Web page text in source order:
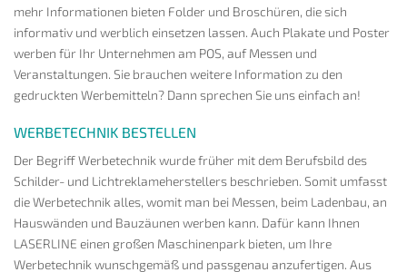
mehr Informationen bieten Folder und Broschüren, die sich
informativ und werblich einsetzen lassen. Auch Plakate und Poster
werben für Ihr Unternehmen am POS, auf Messen und
Veranstaltungen. Sie brauchen weitere Information zu den
gedruckten Werbemitteln? Dann sprechen Sie uns einfach an!
WERBETECHNIK BESTELLEN
Der Begriff Werbetechnik wurde früher mit dem Berufsbild des
Schilder- und Lichtreklameherstellers beschrieben. Somit umfasst
die Werbetechnik alles, womit man bei Messen, beim Ladenbau, an
Hauswänden und Bauzäunen werben kann. Dafür kann Ihnen
LASERLINE einen großen Maschinenpark bieten, um Ihre
Werbetechnik wunschgemäß und passgenau anzufertigen. Aus